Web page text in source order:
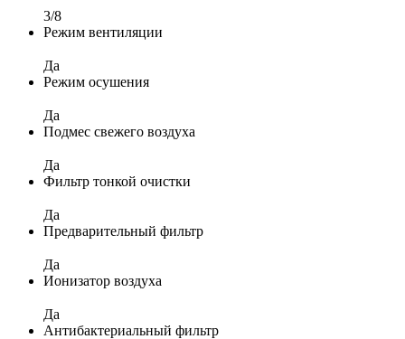
3/8
Режим вентиляции
Да
Режим осушения
Да
Подмес свежего воздуха
Да
Фильтр тонкой очистки
Да
Предварительный фильтр
Да
Ионизатор воздуха
Да
Антибактериальный фильтр